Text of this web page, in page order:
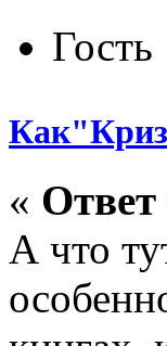
Гость
« Ответ
А что